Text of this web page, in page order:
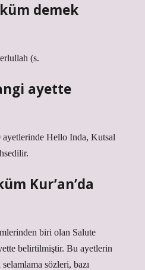
demek
(s.
ayette
ayetlerinde Hello Inda, Kutsal
Kur’an’da
biri olan Salute
belirtilmiştir. Bu ayetlerin
sözleri, bazı